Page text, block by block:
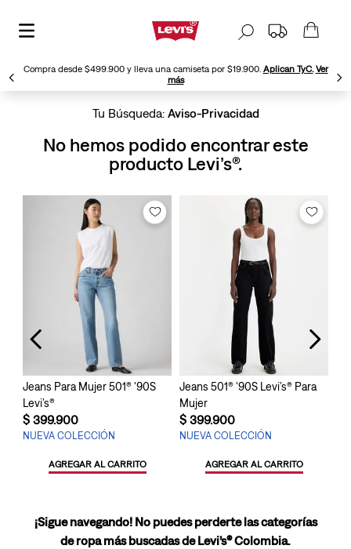
Compra desde $499.900 y lleva una camiseta por $19.900. Aplican TyC. Ver
más
Aviso-Privacidad
No hemos podido encontrar este
producto Levi’s®.
Jeans Para Mujer 501® '90S
Levi’s®
$ 399.900
NUEVA COLECCIÓN
AGREGAR AL CARRITO
Jeans 501® '90S Levi’s® Para
Mujer
$ 399.900
NUEVA COLECCIÓN
AGREGAR AL CARRITO
¡Sigue navegando! No puedes perderte las categorías
de ropa más buscadas de Levi’s® Colombia.